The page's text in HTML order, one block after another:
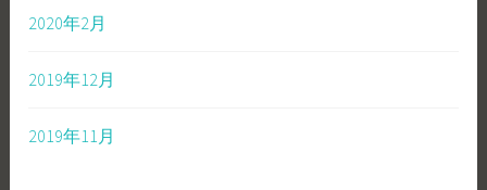
2020年2月
2019年12月
2019年11月